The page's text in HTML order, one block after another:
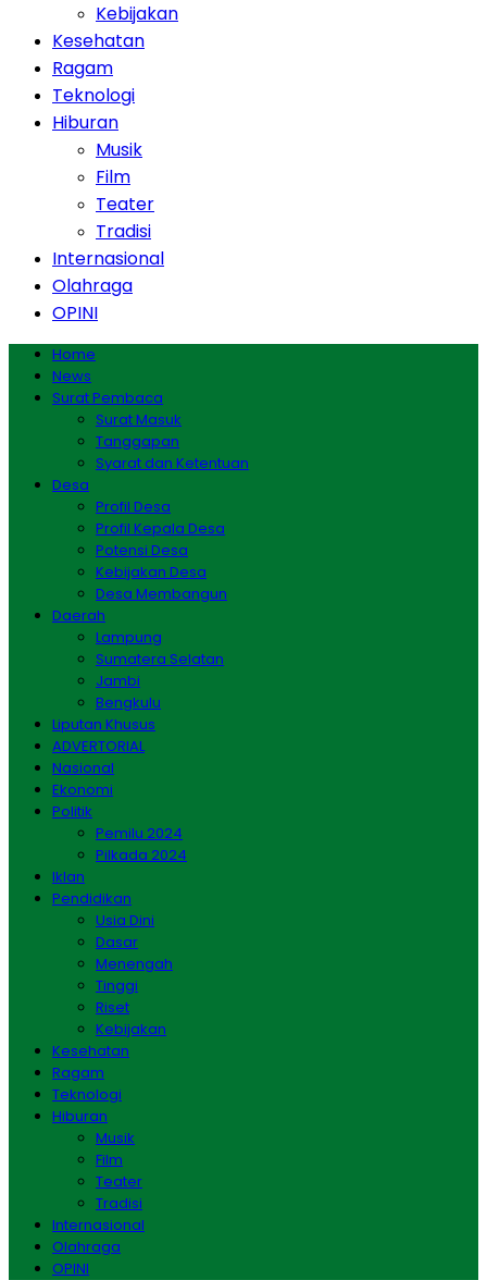
Kebijakan
Kesehatan
Ragam
Teknologi
Hiburan
Musik
Film
Teater
Tradisi
Internasional
Olahraga
OPINI
Home
News
Surat Pembaca
Surat Masuk
Tanggapan
Syarat dan Ketentuan
Desa
Profil Desa
Profil Kepala Desa
Potensi Desa
Kebijakan Desa
Desa Membangun
Daerah
Lampung
Sumatera Selatan
Jambi
Bengkulu
Liputan Khusus
ADVERTORIAL
Nasional
Ekonomi
Politik
Pemilu 2024
Pilkada 2024
Iklan
Pendidikan
Usia Dini
Dasar
Menengah
Tinggi
Riset
Kebijakan
Kesehatan
Ragam
Teknologi
Hiburan
Musik
Film
Teater
Tradisi
Internasional
Olahraga
OPINI